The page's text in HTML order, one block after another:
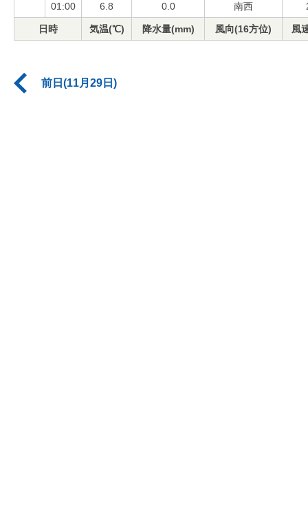
01:00 6.8 0.0 南西
日時 気温(℃) 降水量(mm) 風向(16方位) 風
前日(11月29日)